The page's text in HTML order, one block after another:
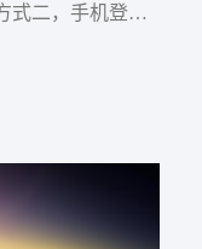
式二，手机登